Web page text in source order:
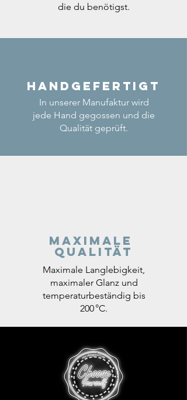
die du benötigst.
Handgefertigt
In unserer Manufaktur wird
jede Hand gegossen und die
Qualität geprüft.
Maximale
Qualität
Maximale Langlebigkeit,
maximaler Glanz und
temperaturbeständig bis
200 °C.